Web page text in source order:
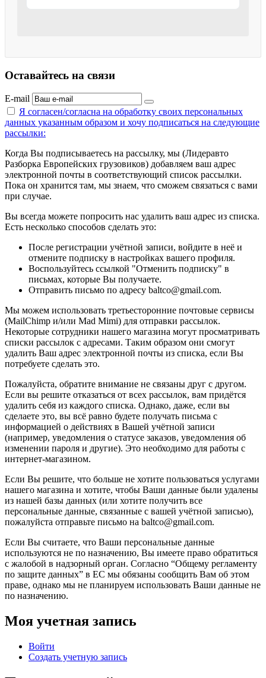
Оставайтесь на связи
E-mail
Я согласен/согласна на обработку своих персональных
данных указанным образом и хочу подписаться на следующие
рассылки:
Когда Вы подписываетесь на рассылку, мы (Лидеравто
Разборка Европейских грузовиков) добавляем ваш адрес
электронной почты в соответствующий список рассылки.
Пока он хранится там, мы знаем, что сможем связаться с вами
при случае.
Вы всегда можете попросить нас удалить ваш адрес из списка.
Есть несколько способов сделать это:
После регистрации учётной записи, войдите в неё и
отмените подписку в настройках вашего профиля.
Воспользуйтесь ссылкой "Отменить подписку" в
письмах, которые Вы получаете.
Отправить письмо по адресу baltco@gmail.com.
Мы можем использовать третьесторонние почтовые сервисы
(MailChimp и/или Mad Mimi) для отправки рассылок.
Некоторые сотрудники нашего магазина могут просматривать
списки рассылок с адресами. Таким образом они смогут
удалить Ваш адрес электронной почты из списка, если Вы
потребуете сделать это.
Пожалуйста, обратите внимание не связаны друг с другом.
Если вы решите отказаться от всех рассылок, вам придётся
удалить себя из каждого списка. Однако, даже, если вы
сделаете это, вы всё равно будете получать письма с
информацией о действиях в Вашей учётной записи
(например, уведомления о статусе заказов, уведомления об
изменении пароля и другие). Это необходимо для работы с
интернет-магазином.
Если Вы решите, что больше не хотите пользоваться услугами
нашего магазина и хотите, чтобы Ваши данные были удалены
из нашей базы данных (или хотите получить все
персональные данные, связанные с вашей учётной записью),
пожалуйста отправьте письмо на baltco@gmail.com.
Если Вы считаете, что Ваши персональные данные
используются не по назначению, Вы имеете право обратиться
с жалобой в надзорный орган. Согласно “Общему регламенту
по защите данных” в ЕС мы обязаны сообщить Вам об этом
праве, однако мы не планируем использовать Ваши данные не
по назначению.
Моя учетная запись
Войти
Создать учетную запись